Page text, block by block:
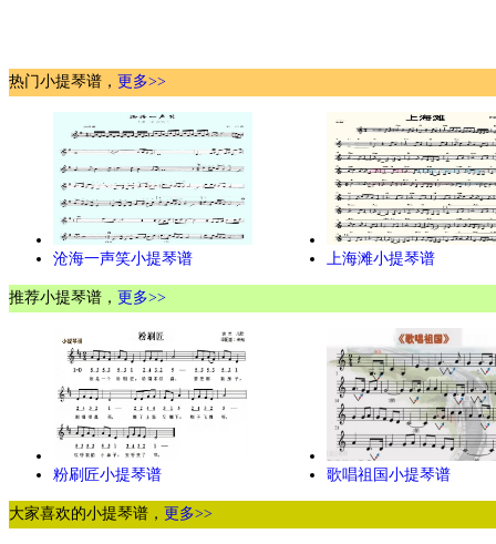
热门小提琴谱， 更多>>
沧海一声笑小提琴谱 上海滩小提琴谱
推荐小提琴谱， 更多>>
粉刷匠小提琴谱 歌唱祖国小提琴谱
大家喜欢的小提琴谱， 更多>>